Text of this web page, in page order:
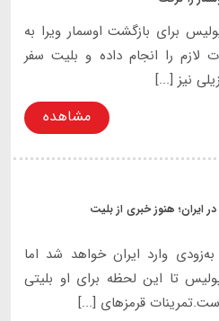
برای بازگشت اوسمار ویرا به
لازم را انجام داده و بلیت سفر
نیز [...]
مشاهده
ایران؛ هنوز خبری از بلیت
به‌زودی وارد ایران خواهد شد اما
تا این لحظه برای او بلیتی
قرمزهای [...]